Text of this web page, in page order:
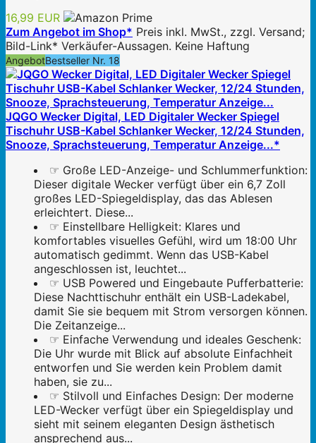
16,99 EUR
Zum Angebot im Shop* Preis inkl. MwSt., zzgl. Versand;
Bild-Link* Verkäufer-Aussagen. Keine Haftung
AngebotBestseller Nr. 18
JQGO Wecker Digital, LED Digitaler Wecker Spiegel
Tischuhr USB-Kabel Schlanker Wecker, 12/24 Stunden,
Snooze, Sprachsteuerung, Temperatur Anzeige...*
☞ Große LED-Anzeige- und Schlummerfunktion:
Dieser digitale Wecker verfügt über ein 6,7 Zoll
großes LED-Spiegeldisplay, das das Ablesen
erleichtert. Diese...
☞ Einstellbare Helligkeit: Klares und
komfortables visuelles Gefühl, wird um 18:00 Uhr
automatisch gedimmt. Wenn das USB-Kabel
angeschlossen ist, leuchtet...
☞ USB Powered und Eingebaute Pufferbatterie:
Diese Nachttischuhr enthält ein USB-Ladekabel,
damit Sie sie bequem mit Strom versorgen können.
Die Zeitanzeige...
☞ Einfache Verwendung und ideales Geschenk:
Die Uhr wurde mit Blick auf absolute Einfachheit
entworfen und Sie werden kein Problem damit
haben, sie zu...
☞ Stilvoll und Einfaches Design: Der moderne
LED-Wecker verfügt über ein Spiegeldisplay und
sieht mit seinem eleganten Design ästhetisch
ansprechend aus...